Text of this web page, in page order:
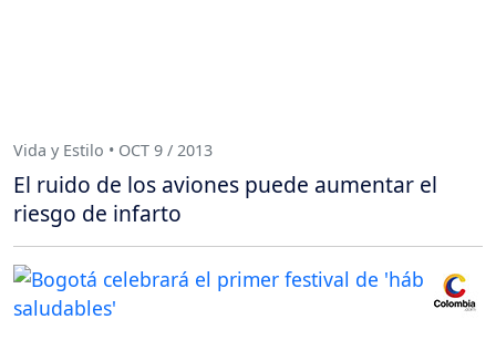
Vida y Estilo • OCT 9 / 2013
El ruido de los aviones puede aumentar el
riesgo de infarto